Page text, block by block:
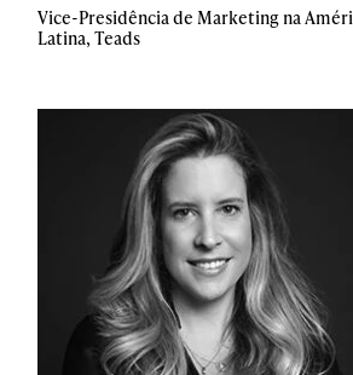
Vice-Presidência de Marketing na
Latina, Teads